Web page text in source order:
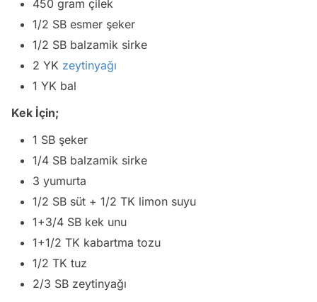
450 gram çilek
1/2 SB esmer şeker
1/2 SB balzamik sirke
2 YK zeytinyağı
1 YK bal
Kek İçin;
1 SB şeker
1/4 SB balzamik sirke
3 yumurta
1/2 SB süt + 1/2 TK limon suyu
1+3/4 SB kek unu
1+1/2 TK kabartma tozu
1/2 TK tuz
2/3 SB zeytinyağı